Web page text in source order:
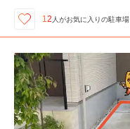
12 人がお気に入りの駐車場